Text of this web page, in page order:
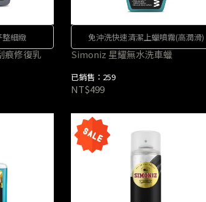
細緻
痕修復乳
免沖洗快速清潔上蠟噴霧(高潤滑)
Simoniz 星耀無水洗車蠟
已銷售：259
NT$499